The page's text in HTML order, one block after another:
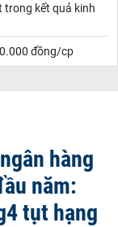
trong kết quả kinh
đồng/cp
hàng
năm:
tụt hạng